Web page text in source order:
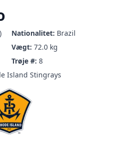
Nationalitet: Brazil
Vægt: 72.0 kg
Trøje #: 8
Island Stingrays